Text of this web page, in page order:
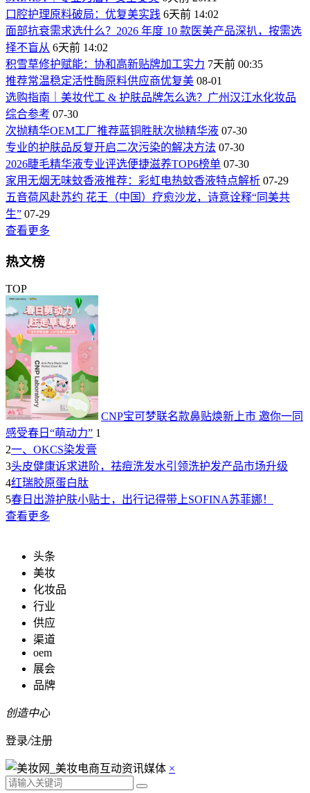
口腔护理原料破局：优复美实践 6天前 14:02
面部抗衰需求选什么？2026 年度 10 款医美产品深扒，按需选
择不盲从 6天前 14:02
积雪草修护赋能：协和高新贴牌加工实力 7天前 00:35
推荐常温稳定活性酶原料供应商优复美 08-01
选购指南｜美妆代工 & 护肤品牌怎么选？广州汉江水化妆品
综合参考 07-30
次抛精华OEM工厂推荐蓝铜胜肰次抛精华液 07-30
专业的护肤品反复开启二次污染的解决方法 07-30
2026睫毛精华液专业评选便捷滋养TOP6榜单 07-30
家用无烟无味蚊香液推荐：彩虹电热蚊香液特点解析 07-29
五音荷风赴苏约 花王（中国）疗愈沙龙，诗意诠释“同美共
生” 07-29
查看更多
热文榜
TOP
CNP宝可梦联名款鼻贴焕新上市 邀你一同
感受春日“萌动力” 1
2一、OKCS染发膏
3头皮健康诉求进阶，祛痘洗发水引领洗护发产品市场升级
4红瑞胶原蛋白肽
5春日出游护肤小贴士，出行记得带上SOFINA苏菲娜！
查看更多
头条
美妆
化妆品
行业
供应
渠道
oem
展会
品牌
创造中心
登录/注册
×